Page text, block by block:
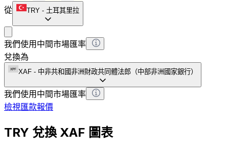
從
TRY - 土耳其里拉
我們使用中間市場匯率
兌換為
XAF - 中非共和國非洲財政共同體法郎（中部非洲國家銀行）
我們使用中間市場匯率
檢視匯款報價
TRY 兌換 XAF 圖表